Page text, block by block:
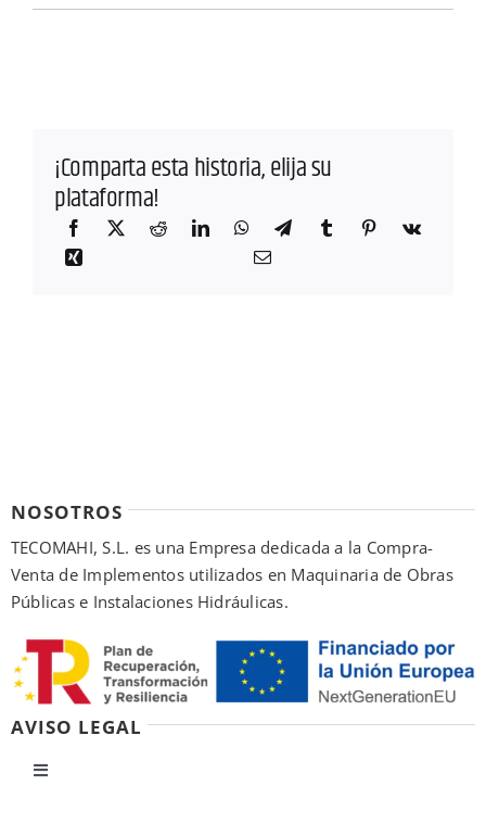
¡Comparta esta historia, elija su
plataforma!
NOSOTROS
TECOMAHI, S.L. es una Empresa dedicada a la Compra-
Venta de Implementos utilizados en Maquinaria de Obras
Públicas e Instalaciones Hidráulicas.
AVISO LEGAL
Toggle